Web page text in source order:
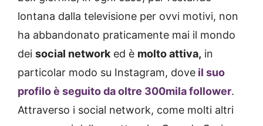
lontana dalla televisione per ovvi motivi, non
ha abbandonato praticamente mai il mondo
dei social network ed è molto attiva, in
particolar modo su Instagram, dove il suo
profilo è seguito da oltre 300mila follower.
Attraverso i social network, come molti altri